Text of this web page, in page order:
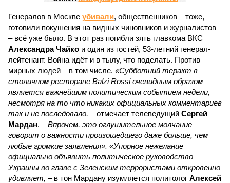
Генералов в Москве убивали, общественников – тоже,
готовили покушения на видных чиновников и журналистов
– всё уже было. В этот раз погибли зять главкома ВКС
Александра Чайко и один из гостей, 53-летний генерал-
лейтенант. Война идёт и в тылу, что поделать. Против
мирных людей – в том числе. «Субботний теракт в
столичном ресторане Balzi Rossi очевидным образом
является важнейшим политическим событием недели,
несмотря на то что никаких официальных комментариев
так и не последовало, – отмечает телеведущий Сергей
Мардан. –Впрочем, это оглушительное молчание
говорит о важности произошедшего даже больше, чем
любые громкие заявления». «Упорное нежелание
официально объявить политическое руководство
Украины во главе с Зеленским террористами откровенно
удивляет, – в тон Мардану изумляется политолог Алексей